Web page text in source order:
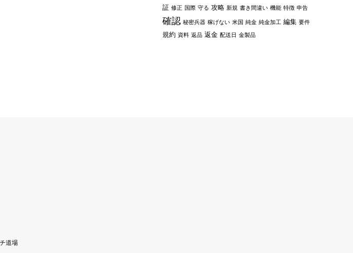
証 修正 国際 守る 攻略 新規 書き間違い 機能 特徴 申告
確認 秘密兵器 稼げない 米国 純金 純金加工 編集 要件
規約 資料 返品 返金 配送日 金製品
道場